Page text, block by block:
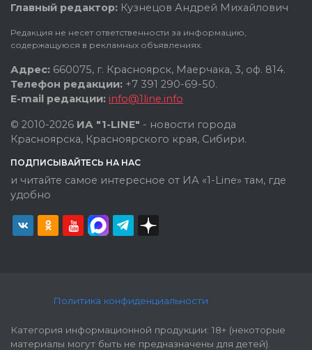
Главный редактор: Кузнецов Андрей Михайлович
Редакция не несет ответственности за информацию,
содержащуюся в рекламных объявлениях.
Адрес: 660075, г. Красноярск, Маерчака, 3, оф. 814.
Телефон редакции: +7 391 290-69-50.
E-mail редакции: info@1line.info
© 2010-2026 ИА "1-LINE" - новости города
Красноярска, Красноярского края, Сибири.
ПОДПИСЫВАЙТЕСЬ НА НАС
и читайте самое интересное от ИА «1-Line» там, где
удобно
Политика конфиденциальности
Категория информационной продукции: 18+ (некоторые
материалы могут быть не предназначены для детей).